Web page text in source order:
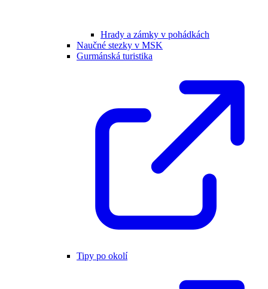
Hrady a zámky v pohádkách
Naučné stezky v MSK
Gurmánská turistika
Tipy po okolí